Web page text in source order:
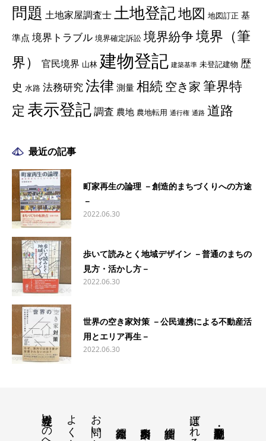
問題 土地家屋調査士土地登記地図 地図訂正 基
準点 境界トラブル 境界確定訴訟 境界紛争境界（筆
界）
官民境界 山林 建物登記 建築基準 未登記建物 歴
史 水路 法務研究法律 測量 相続空き家筆界特
定 表示登記調査 農地 農地転用 通行権 通路 道路
最近の記事
町家再生の論理 －創造的まちづくりへの方途
－
2022.06.30
歩いて読みとく地域デザイン －普通のまちの
見方・活かし方－
2022.06.30
世界の空き家対策 －公民連携による不動産活
用とエリア再生－
2022.06.30
選ばれる理由
境界立会いの地主様へ